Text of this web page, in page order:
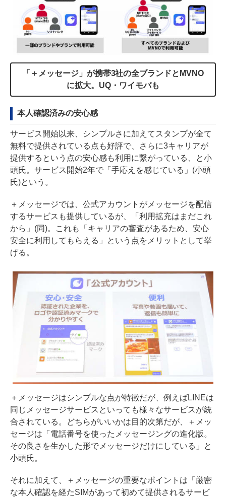
「＋メッセージ」が携帯3社の全ブランドとMVNO
に拡大。UQ・ワイモバも
本人確認済みの安心感
サービス開始以来、シンプルさに加えてスタンプが全て
無料で提供されている点も好評で、さらに3キャリアが
提供するという点の安心感も利用に繋がっている、と小
頭氏。サービス開始2年で「手応えを感じている」(小頭
氏)という。
＋メッセージでは、公式アカウントがメッセージを配信
するサービスも提供しているが、「利用拡充はまだこれ
から」(同)。これも「キャリアの審査があるため、安心
安全に利用してもらえる」という点をメリットとして挙
げる。
＋メッセージはシンプルな点が特徴だが、例えばLINEは
同じメッセージサービスといっても様々なサービスが統
合されている。どちらがいいかは目的次第だが、＋メッ
セージは「電話番号を使ったメッセージングの進化版。
その良さを生かした形でメッセージだけにしている」と
小頭氏。
それに加えて、＋メッセージの重要なポイントは「厳密
な本人確認を経たSIMがあって初めて提供されるサービ